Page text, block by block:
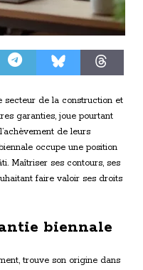
secteur de la construction et
garanties, joue pourtant
de leurs
occupe une position
Maîtriser ses contours, ses
faire valoir ses droits
biennale
trouve son origine dans